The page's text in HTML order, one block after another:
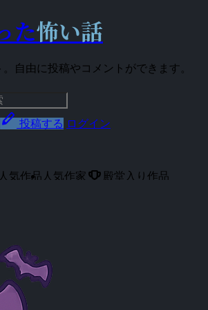
た怖い話
自由に投稿やコメントができます。
stylus 投稿する ログイン
人気作品 人気作家 emoji_events 殿堂入り作品